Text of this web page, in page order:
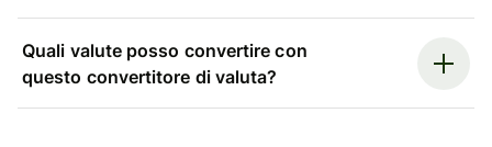
Quali valute posso convertire con
questo convertitore di valuta?